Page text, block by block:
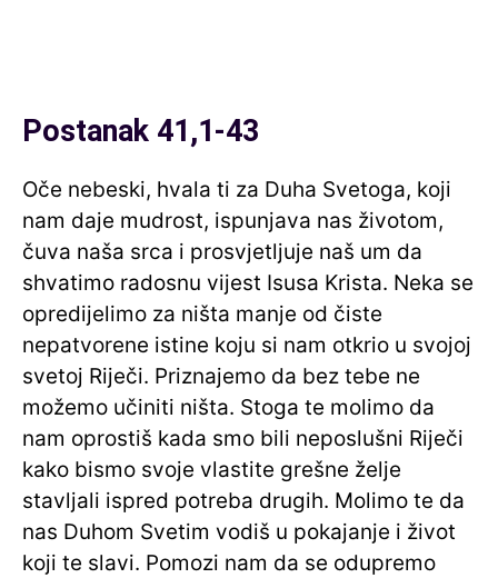
Postanak 41,1-43
Oče nebeski, hvala ti za Duha Svetoga, koji
nam daje mudrost, ispunjava nas životom,
čuva naša srca i prosvjetljuje naš um da
shvatimo radosnu vijest Isusa Krista. Neka se
opredijelimo za ništa manje od čiste
nepatvorene istine koju si nam otkrio u svojoj
svetoj Riječi. Priznajemo da bez tebe ne
možemo učiniti ništa. Stoga te molimo da
nam oprostiš kada smo bili neposlušni Riječi
kako bismo svoje vlastite grešne želje
stavljali ispred potreba drugih. Molimo te da
nas Duhom Svetim vodiš u pokajanje i život
koji te slavi. Pomozi nam da se odupremo